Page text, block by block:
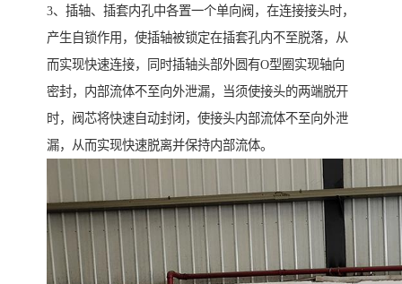
3、插轴、插套内孔中各置一个单向阀，在连接接头时，
产生自锁作用，使插轴被锁定在插套孔内不至脱落，从
而实现快速连接，同时插轴头部外圆有O型圈实现轴向
密封，内部流体不至向外泄漏，当须使接头的两端脱开
时，阀芯将快速自动封闭，使接头内部流体不至向外泄
漏，从而实现快速脱离并保持内部流体。